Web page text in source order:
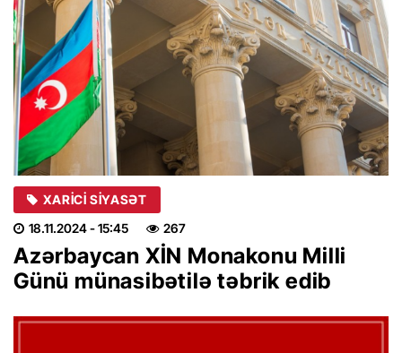
XARICI SIYASƏT
18.11.2024- 15:45 267
Azərbaycan XİN Monakonu Milli
Günü münasibətilə təbrik edib